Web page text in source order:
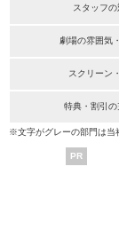
スタッフの
劇場の雰囲気
スクリーン
特典・割引の
※文字がグレーの部門は当
PR